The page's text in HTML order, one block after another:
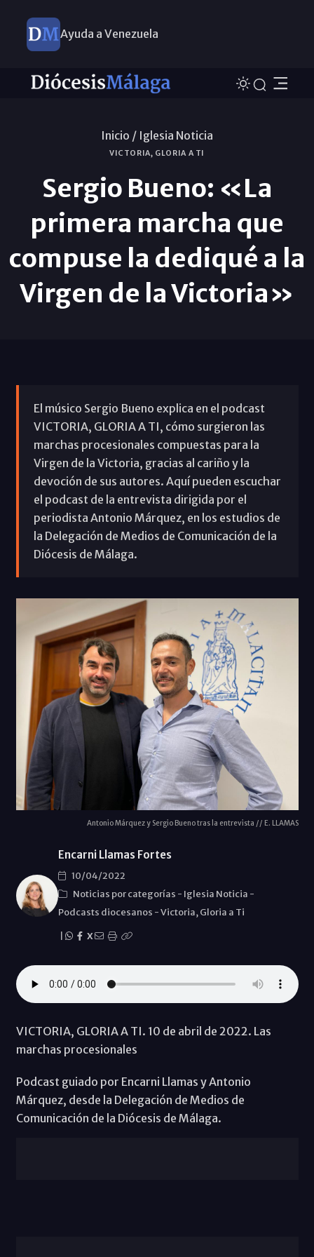
Ayuda a Venezuela
Inicio / Iglesia Noticia
VICTORIA, GLORIA A TI
Sergio Bueno: «La
primera marcha que
compuse la dediqué a la
Virgen de la Victoria»
El músico Sergio Bueno explica en el podcast
VICTORIA, GLORIA A TI, cómo surgieron las
marchas procesionales compuestas para la
Virgen de la Victoria, gracias al cariño y la
devoción de sus autores. Aquí pueden escuchar
el podcast de la entrevista dirigida por el
periodista Antonio Márquez, en los estudios de
la Delegación de Medios de Comunicación de la
Diócesis de Málaga.
Antonio Márquez y Sergio Bueno tras la entrevista // E. LLAMAS
Encarni Llamas Fortes
10/04/2022
Noticias por categorías - Iglesia Noticia -
Podcasts diocesanos -Victoria, Gloria a Ti
X
VICTORIA, GLORIA A TI. 10 de abril de 2022. Las
marchas procesionales
Podcast guiado por Encarni Llamas y Antonio
Márquez, desde la Delegación de Medios de
Comunicación de la Diócesis de Málaga.